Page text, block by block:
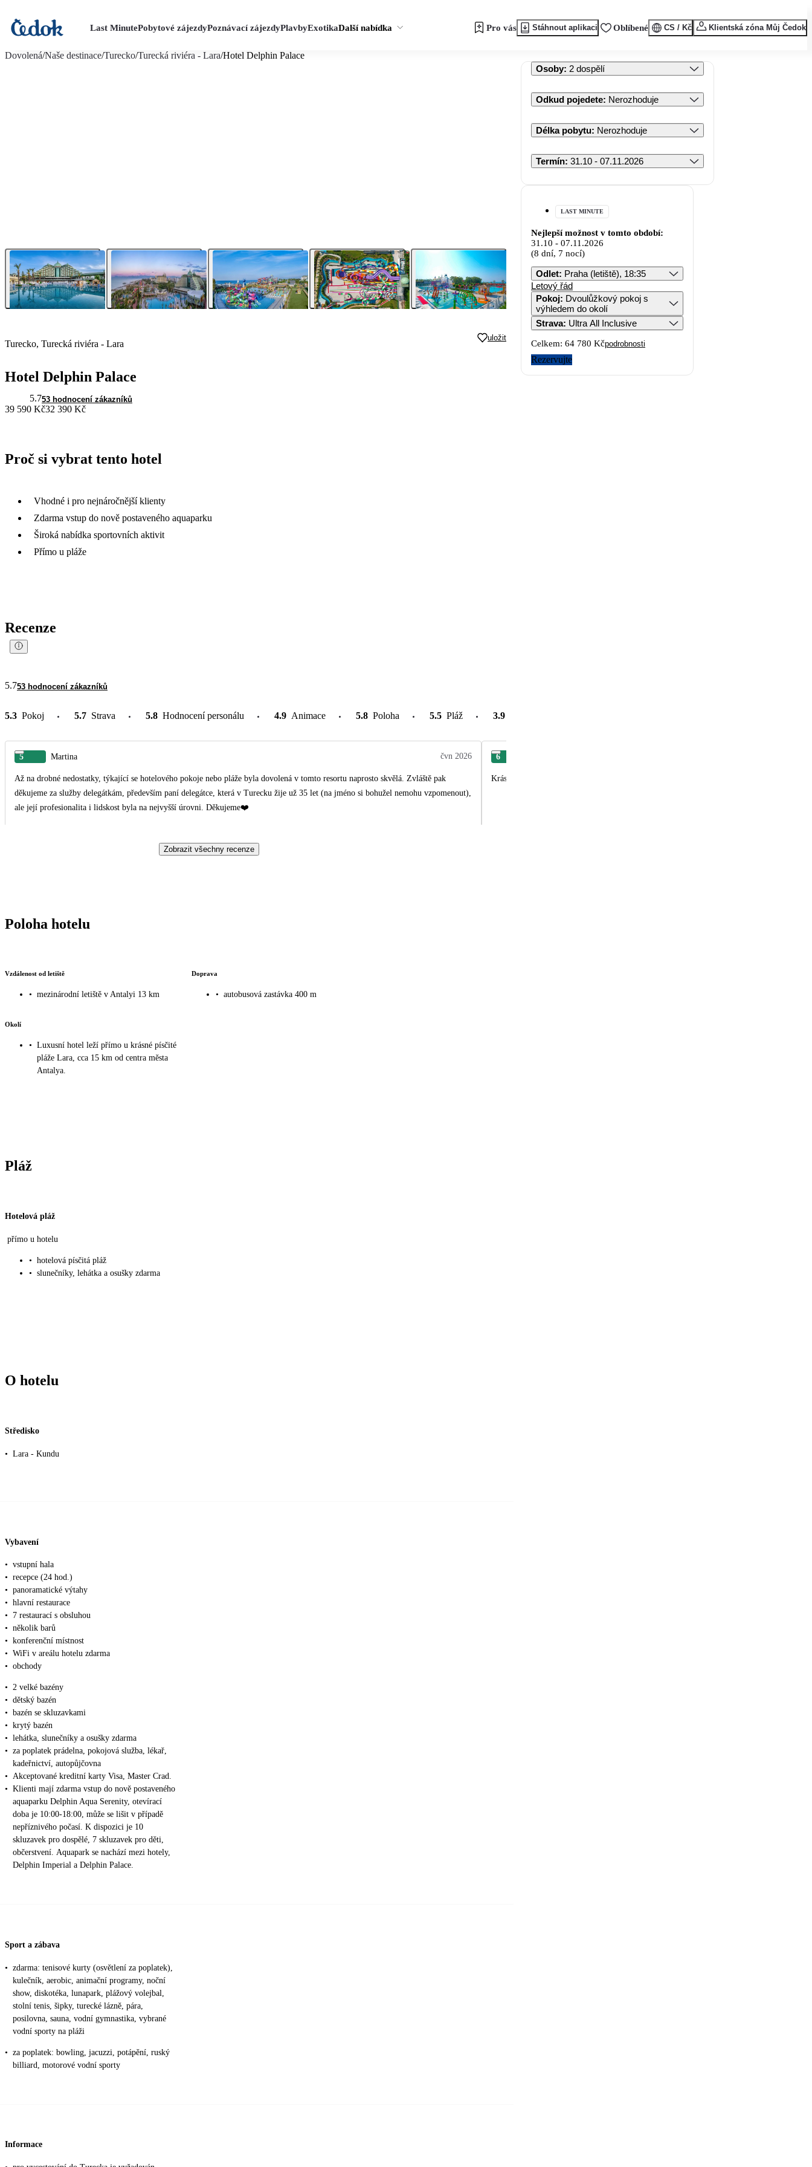
Last MinutePobytové zájezdyPoznávací zájezdyPlavbyExotikaDalší nabídka Pro vás Stáhnout aplikaci Oblíbené CS / Kč Klientská zóna Můj Čedok
Dovolená/Naše destinace/Turecko/Turecká riviéra - Lara/Hotel Delphin Palace
Turecko, Turecká riviéra - Lara
uložit
Hotel Delphin Palace
5.753 hodnocení zákazníků
39 590 Kč32 390 Kč
Proč si vybrat tento hotel
Vhodné i pro nejnáročnější klienty
Zdarma vstup do nově postaveného aquaparku
Široká nabídka sportovních aktivit
Přímo u pláže
Recenze
5.753 hodnocení zákazníků
5.3 Pokoj 5.7 Strava 5.8 Hodnocení personálu 4.9 Animace 5.8 Poloha 5.5 Pláž 3.9
5 Martina čvn 2026
Až na drobné nedostatky, týkající se hotelového pokoje nebo pláže byla dovolená v tomto resortu naprosto skvělá. Zvláště pak
děkujeme za služby delegátkám, především paní delegátce, která v Turecku žije už 35 let (na jméno si bohužel nemohu vzpomenout),
ale její profesionalita i lidskost byla na nejvyšší úrovni. Děkujeme❤️
6
Krásná dovolená, skvělý hotel i služby.
Zobrazit všechny recenze
Poloha hotelu
Vzdálenost od letiště
• mezinárodní letiště v Antalyi 13 km
Doprava
• autobusová zastávka 400 m
Okolí
• Luxusní hotel leží přímo u krásné písčité
pláže Lara, cca 15 km od centra města
Antalya.
Pláž
Hotelová pláž
přímo u hotelu
• hotelová písčitá pláž
• slunečníky, lehátka a osušky zdarma
O hotelu
Středisko
• Lara - Kundu
Vybavení
• vstupní hala
• recepce (24 hod.)
• panoramatické výtahy
• hlavní restaurace
•
7 restaurací s obsluhou
• několik barů
• konferenční místnost
• WiFi v areálu hotelu zdarma
• obchody
• 2 velké bazény
• dětský bazén
• bazén se skluzavkami
• krytý bazén
• lehátka, slunečníky a osušky zdarma
• za poplatek prádelna, pokojová služba, lékař,
kadeřnictví, autopůjčovna
• Akceptované kreditní karty Visa, Master Crad.
• Klienti mají zdarma vstup do nově postaveného
aquaparku Delphin Aqua Serenity, otevírací
doba je 10:00-18:00, může se lišit v případě
nepříznivého počasí. K dispozici je 10
skluzavek pro dospělé, 7 skluzavek pro děti,
občerstvení. Aquapark se nachází mezi hotely,
Delphin Imperial a Delphin Palace.
Sport a zábava
• zdarma: tenisové kurty (osvětlení za poplatek),
kulečník, aerobic, animační programy, noční
show, diskotéka, lunapark, plážový volejbal,
stolní tenis, šipky, turecké lázně, pára,
posilovna, sauna, vodní gymnastika, vybrané
vodní sporty na pláži
• za poplatek: bowling, jacuzzi, potápění, ruský
billiard, motorové vodní sporty
Informace
Osoby: 2 dospělí
Odkud pojedete: Nerozhoduje
Délka pobytu: Nerozhoduje
Termín: 31.10 - 07.11.2026
LAST MINUTE
Nejlepší možnost v tomto období:
31.10 - 07.11.2026
(8 dní, 7 nocí)
Odlet: Praha (letiště), 18:35
Letový řád
Pokoj: Dvoulůžkový pokoj s
výhledem do okolí
Strava: Ultra All Inclusive
Celkem: 64 780 Kčpodrobnosti
Rezervujte